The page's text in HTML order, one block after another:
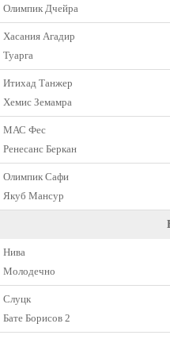
Олимпик Дчейра
Хасания Агадир
Туарга
Итихад Танжер
Хемис Земамра
МАС Фес
Ренесанс Беркан
Олимпик Сафи
Якуб Мансур
Нива
Молодечно
Слуцк
Бате Борисов 2